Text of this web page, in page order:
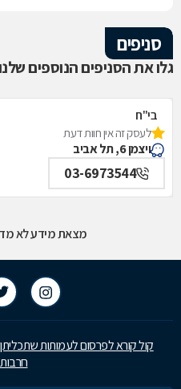
סניפים
גלו את הסניפים הנוספים
בי"ח
איכילוב-אף,אוזן,גרון,ניתוחי-
תל אביב
לעסק זה אין חוות דעת
ויצמן 6, תל אביב
03-6973544
מצאת מידע לא
קול קורא לפרסום לעמותות